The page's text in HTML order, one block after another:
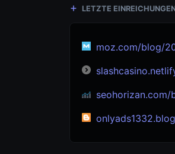
LETZTE
moz.com/blog/
seohorizan.com/